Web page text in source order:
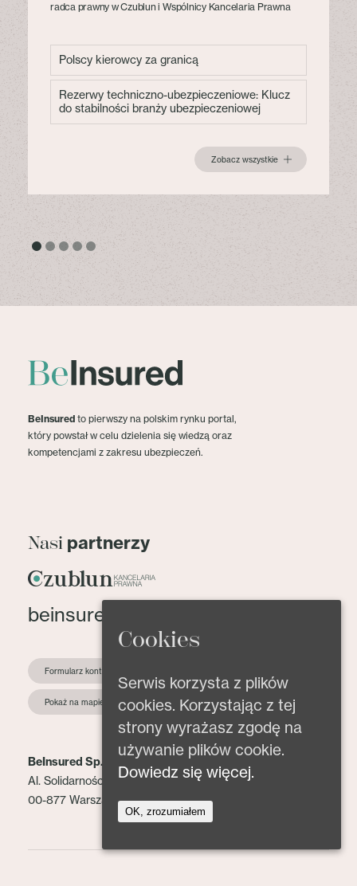
radca prawny w Czublun i Wspólnicy Kancelaria Prawna
Polscy kierowcy za granicą
Rezerwy techniczno-ubezpieczeniowe: Klucz
do stabilności branży ubezpieczeniowej
Zobacz wszystkie
BeInsured to pierwszy na polskim rynku portal,
który powstał w celu dzielenia się wiedzą oraz
kompetencjami z zakresu ubezpieczeń.
Nasi partnerzy
beinsured@beinsured.pl
Formularz kontaktowy
Pokaż na mapie
BeInsured Sp. z o.o.
Al. Solidarności 153 lok. 2
00-877 Warszawa
Cookies
Serwis korzysta z plików
cookies. Korzystając z tej
strony wyrażasz zgodę na
używanie plików cookie.
Dowiedz się więcej.
OK, zrozumiałem